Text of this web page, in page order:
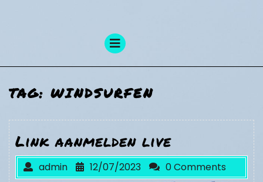
Menu
TAG:WINDSURFEN
Link aanmelden live
admin 12/07/2023 0 Comments